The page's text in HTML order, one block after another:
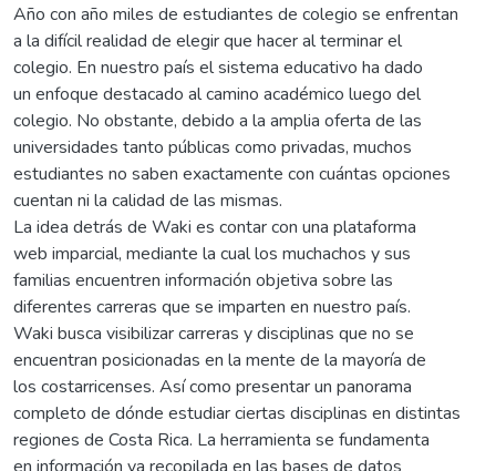
Año con año miles de estudiantes de colegio se enfrentan
a la difícil realidad de elegir que hacer al terminar el
colegio. En nuestro país el sistema educativo ha dado
un enfoque destacado al camino académico luego del
colegio. No obstante, debido a la amplia oferta de las
universidades tanto públicas como privadas, muchos
estudiantes no saben exactamente con cuántas opciones
cuentan ni la calidad de las mismas.
La idea detrás de Waki es contar con una plataforma
web imparcial, mediante la cual los muchachos y sus
familias encuentren información objetiva sobre las
diferentes carreras que se imparten en nuestro país.
Waki busca visibilizar carreras y disciplinas que no se
encuentran posicionadas en la mente de la mayoría de
los costarricenses. Así como presentar un panorama
completo de dónde estudiar ciertas disciplinas en distintas
regiones de Costa Rica. La herramienta se fundamenta